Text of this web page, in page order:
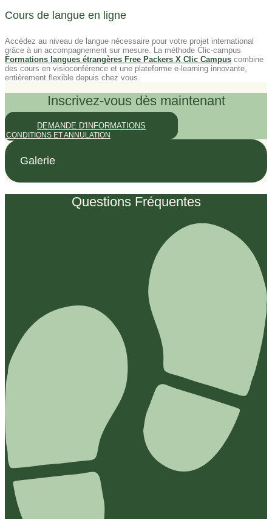
Cours de langue en ligne
Accédez au niveau de langue nécessaire pour votre projet international
grâce à un accompagnement sur mesure. La méthode Clic-campus
Formations langues étrangères Free Packers X Clic Campus combine
des cours en visioconférence et une plateforme e-learning innovante,
entièrement flexible depuis chez vous.
Inscrivez-vous dès maintenant
DEMANDE D'INFORMATIONS
CONDITIONS ET ANNULATION
Galerie
Questions Fréquentes